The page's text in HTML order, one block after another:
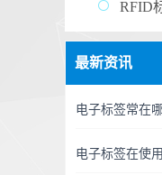
RFID
最新资讯
电子标签常在
电子标签在使